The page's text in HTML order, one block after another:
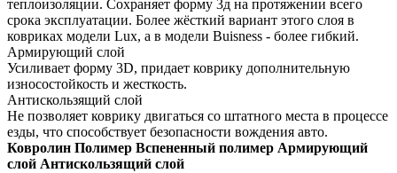
теплоизоляции. Сохраняет форму 3д на протяжении всего
срока эксплуатации. Более жёсткий вариант этого слоя в
ковриках модели Lux, а в модели Buisness - более гибкий.
Армирующий слой
Усиливает форму 3D, придает коврику дополнительную
износостойкость и жесткость.
Антискользящий слой
Не позволяет коврику двигаться со штатного места в процессе
езды, что способствует безопасности вождения авто.
Ковролин Полимер Вспененный полимер Армирующий
слой Антискользящий слой